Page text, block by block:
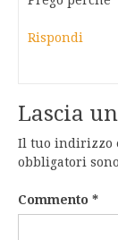
Rispondi
Lascia
Il tuo indirizzo
obbligatori
Commento *